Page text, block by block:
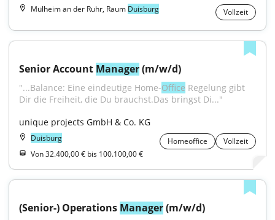
Mülheim an der Ruhr, Raum Duisburg Vollzeit
Senior Account Manager (m/w/d)
"...Balance: Eine eindeutige Home-Office Regelung gibt
Dir die Freiheit, die Du brauchst.Das bringst Di..."
unique projects GmbH & Co. KG
Duisburg Homeoffice
Vollzeit
Von 32.400,00 € bis 100.100,00 €
(Senior-) Operations Manager (m/w/d)